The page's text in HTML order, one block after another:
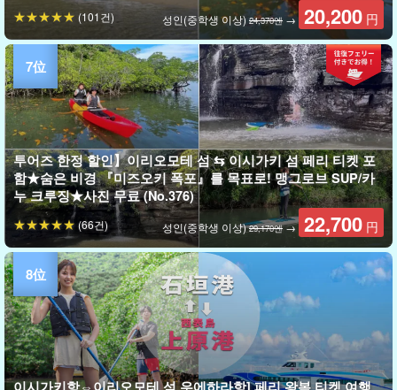
성인(중학생 이상) 24,370엔 → 20,200 円
(101건)
투어즈 한정 할인】이리오모테 섬 ⇆ 이시가키 섬 페리 티켓 포
함★숨은 비경 『미즈오키 폭포』를 목표로! 맹그로브 SUP/카
누 크루징★사진 무료 (No.376)
성인(중학생 이상)29,170엔→ 22,700 円
(66건)
이시가키항⇔이리오모테 섬 우에하라항] 페리 왕복 티켓 여행